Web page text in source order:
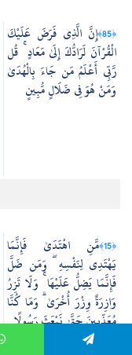
﴿85﴾
إِنَّ الَّذِي فَرَضَ عَلَيْكَ
الْقُرْآنَ لَرَادُّكَ إِلَىٰ مَعَادٍ ۚ قُل
رَّبِّي أَعْلَمُ مَن جَاءَ بِالْهُدَىٰ
وَمَنْ هُوَ فِي ضَلَالٍ مُّبِينٍ
﴿15﴾
مَّنِ اهْتَدَىٰ فَإِنَّمَا
يَهْتَدِي لِنَفْسِهِ ۖ وَمَن ضَلَّ
فَإِنَّمَا يَضِلُّ عَلَيْهَا ۚ وَلَا تَزِرُ
وَازِرَةٌ وِزْرَ أُخْرَىٰ ۗ وَمَا كُنَّا
مُعَذِّبِينَ حَتَّىٰ نَبْعَثَ رَسُولًا